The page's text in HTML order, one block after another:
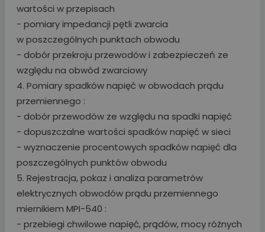
wartości w przepisach
- pomiary impedancji pętli zwarcia
w poszczególnych punktach obwodu
- dobór przekroju przewodów i zabezpieczeń ze
względu na obwód zwarciowy
4. Pomiary spadków napięć w obwodach prądu
przemiennego :
- dobór przewodów ze względu na spadki napięć
- dopuszczalne wartości spadków napięć w sieci
- wyznaczenie procentowych spadków napięć dla
poszczególnych punktów obwodu
5. Rejestracja, pokaz i analiza parametrów
elektrycznych obwodów prądu przemiennego
miernikiem MPI-540 :
- przebiegi chwilowe napięć, prądów, mocy różnych